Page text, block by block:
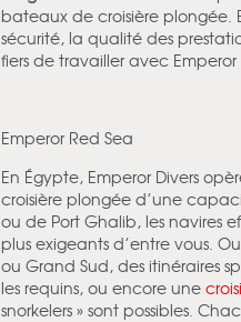
bateaux de croisière plongée.
sécurité, la qualité des
fiers de travailler avec Emperor
Emperor Red Sea
En Égypte, Emperor Divers
croisière plongée d’une
ou de Port Ghalib, les navires
plus exigeants d’entre vous.
ou Grand Sud, des itinéraires
les requins, ou encore une
snorkelers » sont possibles.